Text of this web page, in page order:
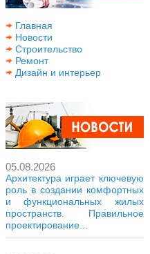
Главная
Новости
Строительство
Ремонт
Дизайн и интерьер
05.08.2026
Архитектура играет ключевую
роль в создании комфортных
и функциональных жилых
пространств. Правильное
проектирование...